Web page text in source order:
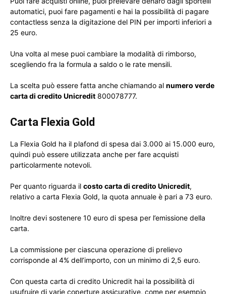
automatici, puoi fare pagamenti e hai la possibilità di pagare
contactless senza la digitazione del PIN per importi inferiori a
25 euro.
Una volta al mese puoi cambiare la modalità di rimborso,
scegliendo fra la formula a saldo o le rate mensili.
La scelta può essere fatta anche chiamando al numero verde
carta di credito Unicredit 800078777.
Carta Flexia Gold
La Flexia Gold ha il plafond di spesa dai 3.000 ai 15.000 euro,
quindi può essere utilizzata anche per fare acquisti
particolarmente notevoli.
Per quanto riguarda il costo carta di credito Unicredit,
relativo a carta Flexia Gold, la quota annuale è pari a 73 euro.
Inoltre devi sostenere 10 euro di spesa per l’emissione della
carta.
La commissione per ciascuna operazione di prelievo
corrisponde al 4% dell’importo, con un minimo di 2,5 euro.
Con questa carta di credito Unicredit hai la possibilità di
usufruire di varie coperture assicurative, come per esempio